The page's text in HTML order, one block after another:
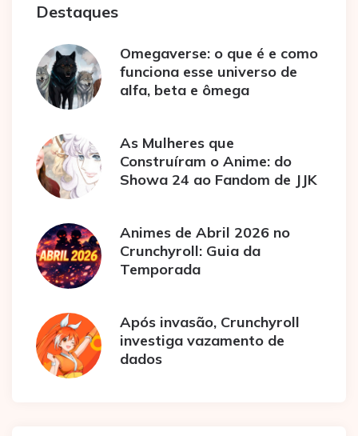
Destaques
Omegaverse: o que é e como
funciona esse universo de
alfa, beta e ômega
As Mulheres que
Construíram o Anime: do
Showa 24 ao Fandom de JJK
Animes de Abril 2026 no
Crunchyroll: Guia da
Temporada
Após invasão, Crunchyroll
investiga vazamento de
dados